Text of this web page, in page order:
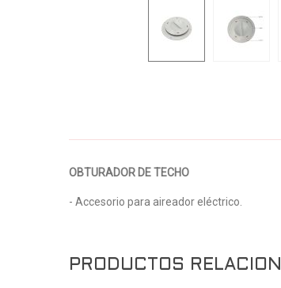
OBTURADOR DE TECHO
- Accesorio para aireador eléctrico.
PRODUCTOS